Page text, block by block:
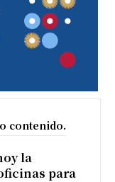
contenido.
la
para